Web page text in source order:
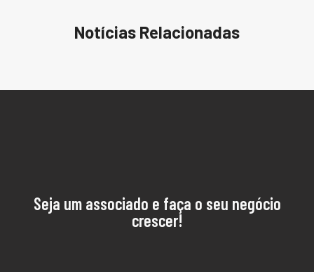
Notícias Relacionadas
Seja um associado e faça o seu negócio
crescer!